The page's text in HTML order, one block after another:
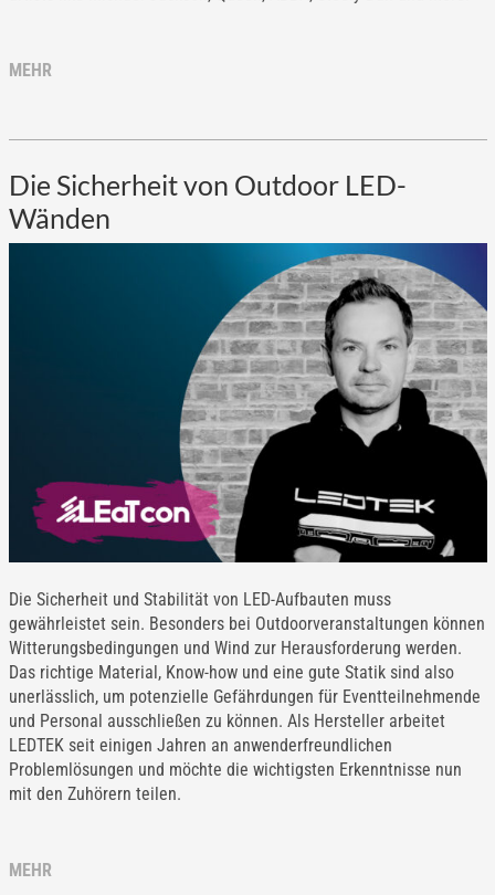
MEHR
Die Sicherheit von Outdoor LED-
Wänden
Die Sicherheit und Stabilität von LED-Aufbauten muss
gewährleistet sein. Besonders bei Outdoorveranstaltungen können
Witterungsbedingungen und Wind zur Herausforderung werden.
Das richtige Material, Know-how und eine gute Statik sind also
unerlässlich, um potenzielle Gefährdungen für Eventteilnehmende
und Personal ausschließen zu können. Als Hersteller arbeitet
LEDTEK seit einigen Jahren an anwenderfreundlichen
Problemlösungen und möchte die wichtigsten Erkenntnisse nun
mit den Zuhörern teilen.
MEHR